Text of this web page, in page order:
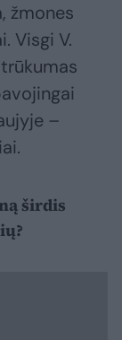
žmones
Visgi V.
–
širdis